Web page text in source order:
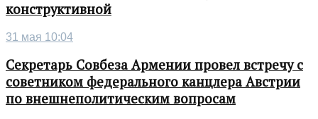
конструктивной
31 мая 10:04
Секретарь Совбеза Армении провел встречу с
советником федерального канцлера Австрии
по внешнеполитическим вопросам